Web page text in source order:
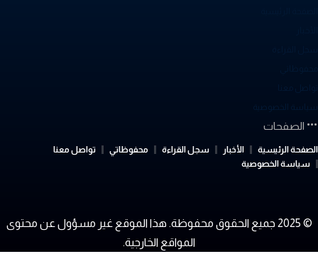
الخصوصية
الصفحات
الرئيسية الأخبار سجل القراءة محفوظاتي
تواصل معنا
سياسة الخصوصية
© 2025 جميع الحقوق محفوظة. هذا الموقع غير مسؤول عن محتوى
المواقع الخارجية.